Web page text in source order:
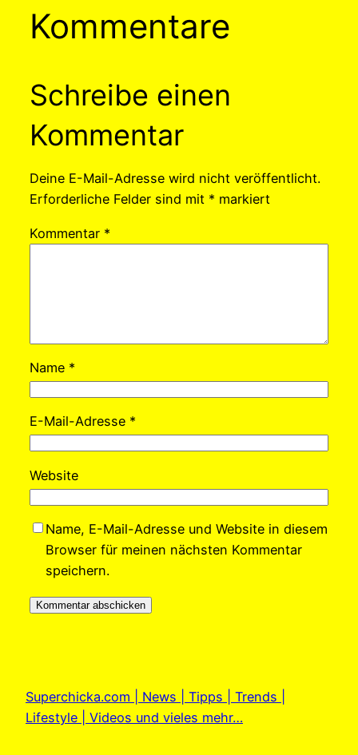
Kommentare
Schreibe einen
Kommentar
Deine E-Mail-Adresse wird nicht veröffentlicht.
Erforderliche Felder sind mit * markiert
Kommentar *
Name *
E-Mail-Adresse *
Website
Name, E-Mail-Adresse und Website in diesem
Browser für meinen nächsten Kommentar
speichern.
Superchicka.com | News | Tipps | Trends |
Lifestyle | Videos und vieles mehr…